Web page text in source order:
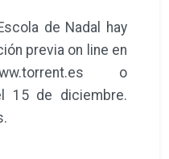
de Nadal hay
previa on line en
o
15 de diciembre.